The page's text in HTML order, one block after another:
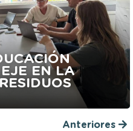
EN LA
Anteriores